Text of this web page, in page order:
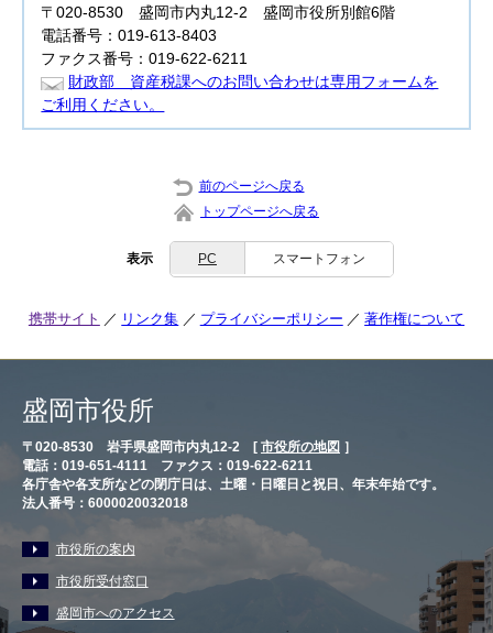
〒020-8530 盛岡市内丸12-2 盛岡市役所別館6階
電話番号：019-613-8403
ファクス番号：019-622-6211
財政部 資産税課へのお問い合わせは専用フォームを
ご利用ください。
前のページへ戻る
トップページへ戻る
表示 PC スマートフォン
携帯サイト リンク集 プライバシーポリシー 著作権について
盛岡市役所
〒020-8530 岩手県盛岡市内丸12-2 [ 市役所の地図 ］
電話：019-651-4111 ファクス：019-622-6211
各庁舎や各支所などの閉庁日は、土曜・日曜日と祝日、年末年始です。
法人番号：6000020032018
市役所の案内
市役所受付窓口
盛岡市へのアクセス